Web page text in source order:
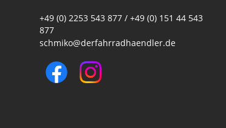
+49 (0) 2253 543 877 / +49 (0) 151 44 543
877
schmiko@derfahrradhaendler.de